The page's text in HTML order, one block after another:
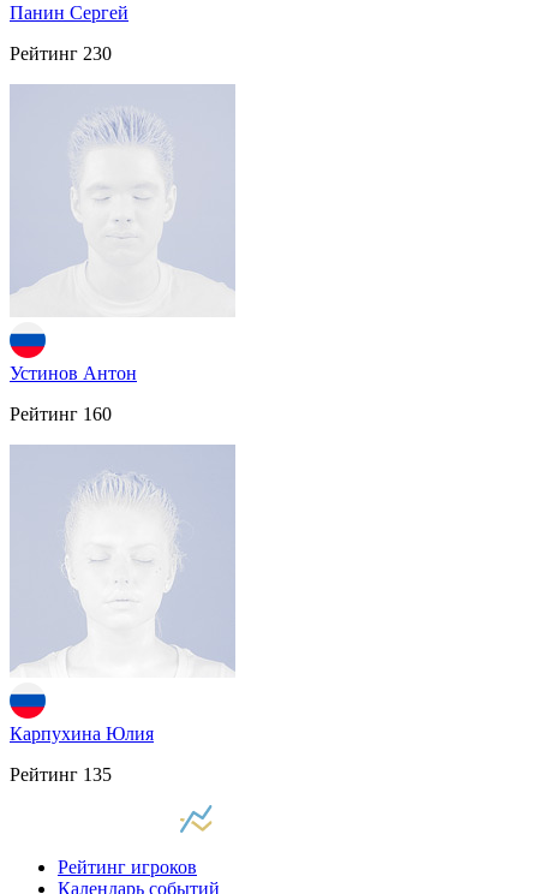
Панин Сергей
Рейтинг 230
Устинов Антон
Рейтинг 160
Карпухина Юлия
Рейтинг 135
Рейтинг игроков
Календарь событий